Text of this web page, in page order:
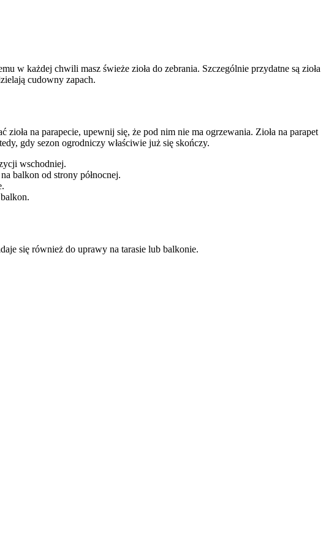
w każdej chwili masz świeże zioła do zebrania. Szczególnie przydatne są zioła
cudowny zapach.
na parapecie, upewnij się, że pod nim nie ma ogrzewania. Zioła na parapet
gdy sezon ogrodniczy właściwie już się skończy.
wschodniej.
balkon od strony północnej.
się również do uprawy na tarasie lub balkonie.